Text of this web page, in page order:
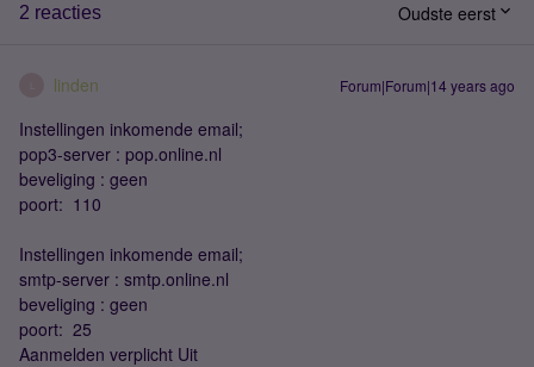
2 reacties Oudste eerst
linden Forum|Forum|14 years ago
Instellingen inkomende email;
pop3-server : pop.online.nl
beveliging : geen
poort: 110
Instellingen inkomende email;
smtp-server : smtp.online.nl
beveliging : geen
poort: 25
Aanmelden verplicht Uit